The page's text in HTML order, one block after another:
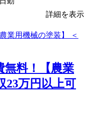
詳細を表示
無料！【農業
23万円以上可